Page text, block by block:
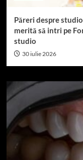
Păreri despre
merită să intri pe
studio
30 iulie 2026